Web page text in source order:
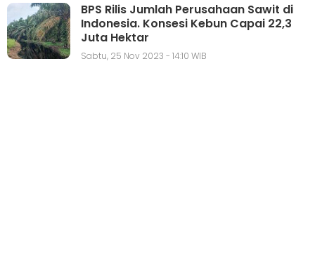
BPS Rilis Jumlah Perusahaan Sawit di
Indonesia. Konsesi Kebun Capai 22,3
Juta Hektar
Sabtu, 25 Nov 2023 - 14:10 WIB